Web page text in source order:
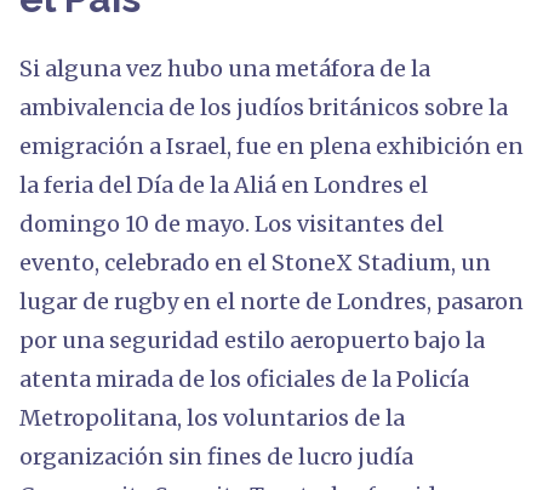
Si alguna vez hubo una metáfora de la
ambivalencia de los judíos británicos sobre la
emigración a Israel, fue en plena exhibición en
la feria del Día de la Aliá en Londres el
domingo 10 de mayo. Los visitantes del
evento, celebrado en el StoneX Stadium, un
lugar de rugby en el norte de Londres, pasaron
por una seguridad estilo aeropuerto bajo la
atenta mirada de los oficiales de la Policía
Metropolitana, los voluntarios de la
organización sin fines de lucro judía